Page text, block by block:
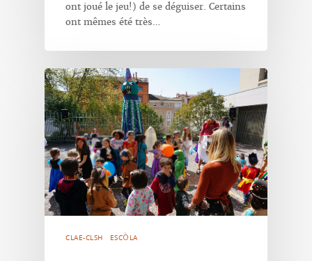
ont joué le jeu!) de se déguiser. Certains
ont mêmes été très…
CLAE-CLSH ESCÒLA